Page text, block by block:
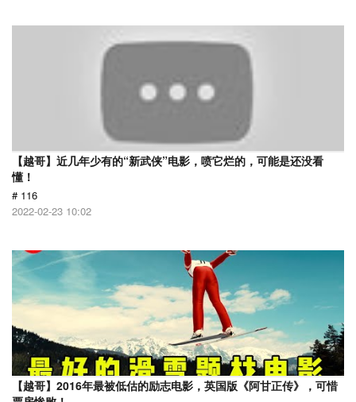
【越哥】近几年少有的“新武侠”电影，喷它烂的，可能是还没看
懂！
# 116
2022-02-23 10:02
【越哥】2016年最被低估的励志电影，英国版《阿甘正传》，可惜